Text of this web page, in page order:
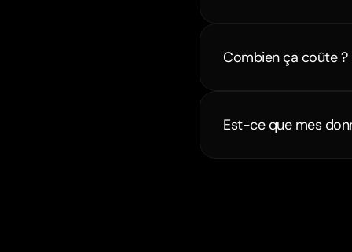
Combien ça coûte ?
Est-ce que mes